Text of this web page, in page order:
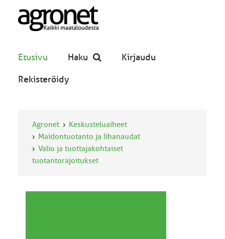
Etusivu Haku Kirjaudu
Rekisteröidy
Agronet
Keskusteluaiheet
Maidontuotanto ja lihanaudat
Valio ja tuottajakohtaiset
tuotantorajoitukset